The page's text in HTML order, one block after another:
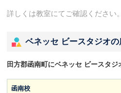
詳しくは教室にてご確認ください。
ベネッセ ビースタジオ
田方郡函南町にベネッセ ビースタジ
函南校